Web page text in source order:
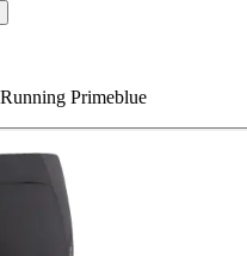
Primeblue